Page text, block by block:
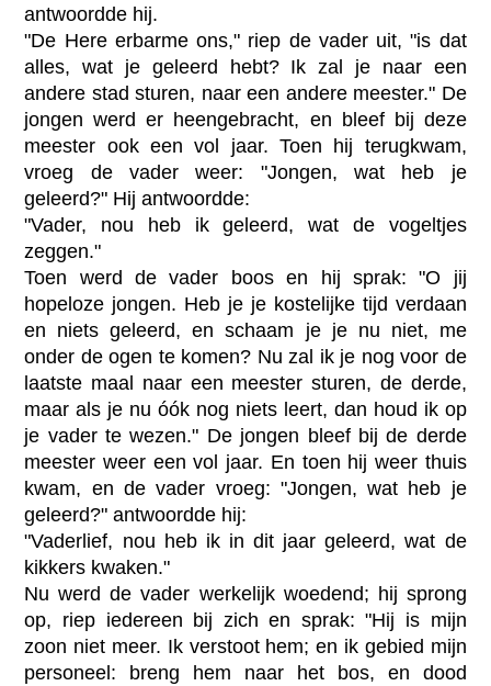
antwoordde hij.
"De Here erbarme ons," riep de vader uit, "is dat
alles, wat je geleerd hebt? Ik zal je naar een
andere stad sturen, naar een andere meester." De
jongen werd er heengebracht, en bleef bij deze
meester ook een vol jaar. Toen hij terugkwam,
vroeg de vader weer: "Jongen, wat heb je
geleerd?" Hij antwoordde:
"Vader, nou heb ik geleerd, wat de vogeltjes
zeggen."
Toen werd de vader boos en hij sprak: "O jij
hopeloze jongen. Heb je je kostelijke tijd verdaan
en niets geleerd, en schaam je je nu niet, me
onder de ogen te komen? Nu zal ik je nog voor de
laatste maal naar een meester sturen, de derde,
maar als je nu óók nog niets leert, dan houd ik op
je vader te wezen." De jongen bleef bij de derde
meester weer een vol jaar. En toen hij weer thuis
kwam, en de vader vroeg: "Jongen, wat heb je
geleerd?" antwoordde hij:
"Vaderlief, nou heb ik in dit jaar geleerd, wat de
kikkers kwaken."
Nu werd de vader werkelijk woedend; hij sprong
op, riep iedereen bij zich en sprak: "Hij is mijn
zoon niet meer. Ik verstoot hem; en ik gebied mijn
personeel: breng hem naar het bos, en dood